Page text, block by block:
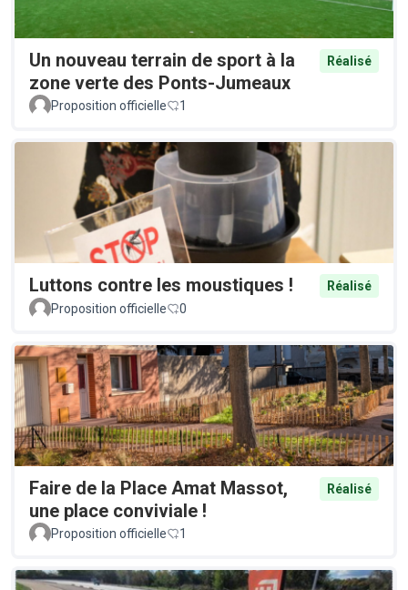
Un nouveau terrain de sport à la
zone verte des Ponts-Jumeaux
Réalisé
Proposition officielle 1
Luttons contre les moustiques !
Réalisé
Proposition officielle
0
Faire de la Place Amat Massot,
une place conviviale !
Réalisé
Proposition officielle 1